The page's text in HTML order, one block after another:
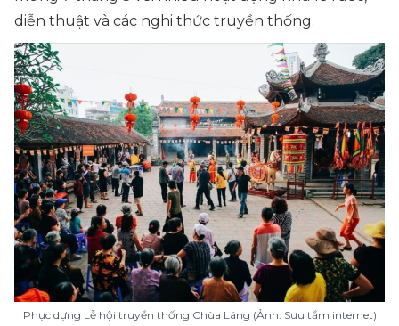
diễn thuật và các nghi thức truyền thống.
Phục dựng Lễ hội truyền thống Chùa Láng (Ảnh: Sưu tầm internet)